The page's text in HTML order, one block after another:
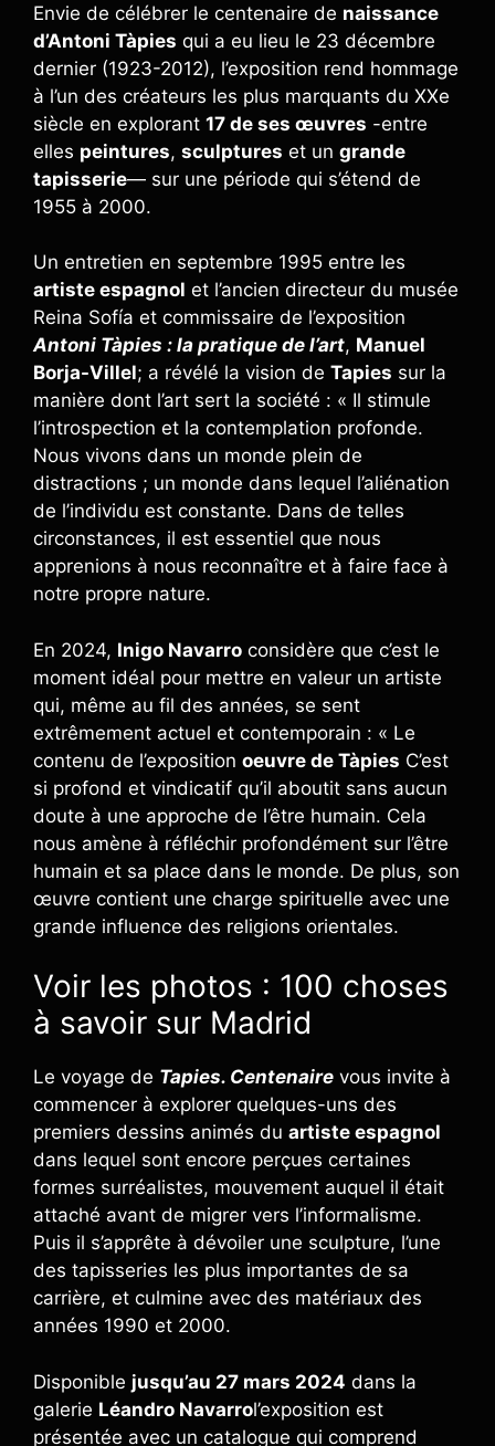
Envie de célébrer le centenaire de naissance
d’Antoni Tàpies qui a eu lieu le 23 décembre
dernier (1923-2012), l’exposition rend hommage
à l’un des créateurs les plus marquants du XXe
siècle en explorant 17 de ses œuvres -entre
elles peintures, sculptures et un grande
tapisserie— sur une période qui s’étend de
1955 à 2000.
Un entretien en septembre 1995 entre les
artiste espagnol et l’ancien directeur du musée
Reina Sofía et commissaire de l’exposition
Antoni Tàpies : la pratique de l’art, Manuel
Borja-Villel; a révélé la vision de Tapies sur la
manière dont l’art sert la société : « Il stimule
l’introspection et la contemplation profonde.
Nous vivons dans un monde plein de
distractions ; un monde dans lequel l’aliénation
de l’individu est constante. Dans de telles
circonstances, il est essentiel que nous
apprenions à nous reconnaître et à faire face à
notre propre nature.
En 2024, Inigo Navarro considère que c’est le
moment idéal pour mettre en valeur un artiste
qui, même au fil des années, se sent
extrêmement actuel et contemporain : « Le
contenu de l’exposition oeuvre de Tàpies C’est
si profond et vindicatif qu’il aboutit sans aucun
doute à une approche de l’être humain. Cela
nous amène à réfléchir profondément sur l’être
humain et sa place dans le monde. De plus, son
œuvre contient une charge spirituelle avec une
grande influence des religions orientales.
Voir les photos : 100 choses
à savoir sur Madrid
Le voyage de Tapies. Centenaire vous invite à
commencer à explorer quelques-uns des
premiers dessins animés du artiste espagnol
dans lequel sont encore perçues certaines
formes surréalistes, mouvement auquel il était
attaché avant de migrer vers l’informalisme.
Puis il s’apprête à dévoiler une sculpture, l’une
des tapisseries les plus importantes de sa
carrière, et culmine avec des matériaux des
années 1990 et 2000.
Disponible jusqu’au 27 mars 2024 dans la
galerie Léandro Navarrol’exposition est
présentée avec un catalogue qui comprend